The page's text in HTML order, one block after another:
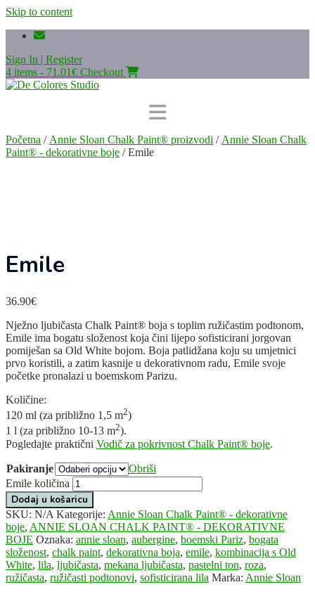
Skip to content
Sign In | Register
4 items - 71.01€ Checkout
Početna / Annie Sloan Chalk Paint® proizvodi / Annie Sloan Chalk
Paint® - dekorativne boje / Emile
Emile
36.90€
Nježno ljubičasta Chalk Paint® boja s toplim ružičastim podtonom,
Emile ima bogatu složenost koja čini lijepo sofisticirani jorgovan
pomiješan sa Old White bojom. Boja patlidžana koju su umjetnici
prvo koristili, a zatim kasnije u dekorativnom radu, Emile svoje
početke pronalazi u boemskom Parizu.
Količine:
120 ml (za približno 1,5 m2)
1 l (za približno 10-13 m2).
Pogledajte praktični Vodič za pokrivnost Chalk Paint® boje.
Pakiranje
Obriši
Emile količina
Dodaj u košaricu
SKU: N/A Kategorije: Annie Sloan Chalk Paint® - dekorativne
boje, ANNIE SLOAN CHALK PAINT® - DEKORATIVNE
BOJE Oznaka: annie sloan, aubergine, boemski Pariz, bogata
složenost, chalk paint, dekorativna boja, emile, kombinacija s Old
White, lila, ljubičasta, mekana ljubičasta, pastelni ton, roza,
ružičasta, ružičasti podtonovi, sofisticirana lila Marka: Annie Sloan